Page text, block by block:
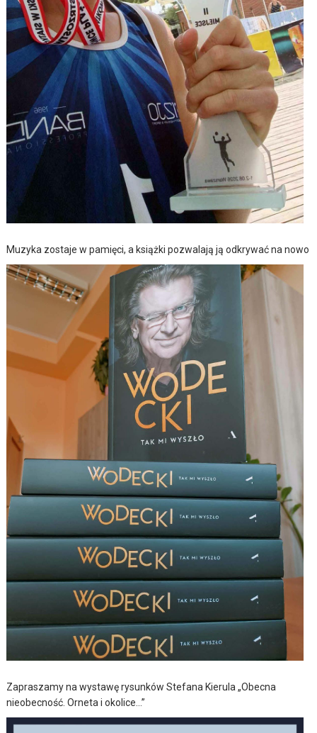
Muzyka zostaje w pamięci, a książki pozwalają ją odkrywać na nowo
Zapraszamy na wystawę rysunków Stefana Kierula „Obecna
nieobecność. Orneta i okolice…”